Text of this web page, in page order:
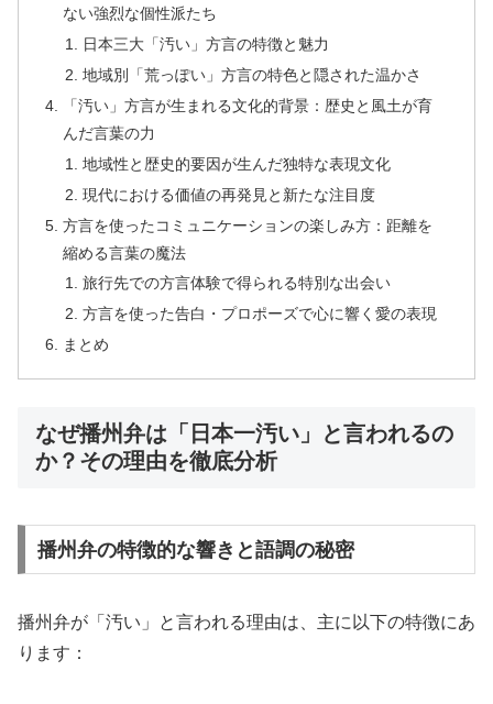
ない強烈な個性派たち
日本三大「汚い」方言の特徴と魅力
地域別「荒っぽい」方言の特色と隠された温かさ
「汚い」方言が生まれる文化的背景：歴史と風土が育
んだ言葉の力
地域性と歴史的要因が生んだ独特な表現文化
現代における価値の再発見と新たな注目度
方言を使ったコミュニケーションの楽しみ方：距離を
縮める言葉の魔法
旅行先での方言体験で得られる特別な出会い
方言を使った告白・プロポーズで心に響く愛の表現
まとめ
なぜ播州弁は「日本一汚い」と言われるの
か？その理由を徹底分析
播州弁の特徴的な響きと語調の秘密
播州弁が「汚い」と言われる理由は、主に以下の特徴にあ
ります：